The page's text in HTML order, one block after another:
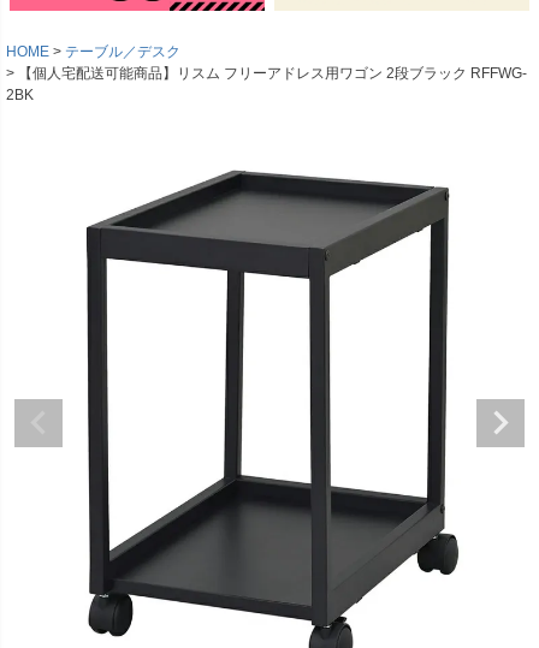
HOME
テーブル／デスク
【個人宅配送可能商品】リスム フリーアドレス用ワゴン 2段ブラック RFFWG-
2BK